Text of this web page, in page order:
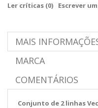
Ler críticas (0) Escrever
MAIS
MARCA
COMENTÁRIOS
Conjunto de 2 linhas